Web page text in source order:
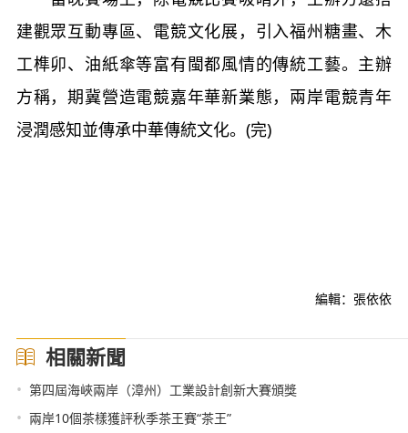
建觀眾互動專區、電競文化展，引入福州糖畫、木
工榫卯、油紙傘等富有閩都風情的傳統工藝。主辦
方稱，期冀營造電競嘉年華新業態，兩岸電競青年
浸潤感知並傳承中華傳統文化。(完)
編輯：張依依
相關新聞
• 第四屆海峽兩岸（漳州）工業設計創新大賽頒獎
• 兩岸10個茶樣獲評秋季茶王賽“茶王”